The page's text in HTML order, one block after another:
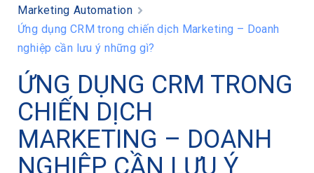
Marketing Automation
Ứng dụng CRM trong chiến dịch Marketing – Doanh
nghiệp cần lưu ý những gì?
ỨNG DỤNG CRM TRONG
CHIẾN DỊCH
MARKETING – DOANH
NGHIỆP CẦN LƯU Ý